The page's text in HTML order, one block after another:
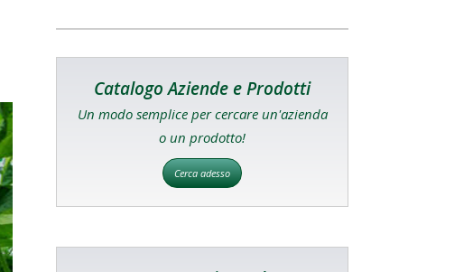
Catalogo Aziende e Prodotti
Un modo semplice per cercare un'azienda
o un prodotto!
Cerca adesso